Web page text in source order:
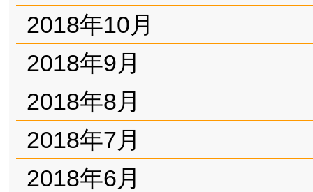
2018年10月
2018年9月
2018年8月
2018年7月
2018年6月